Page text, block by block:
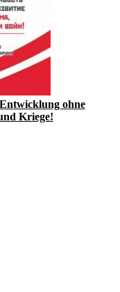
ohne
Kriege!